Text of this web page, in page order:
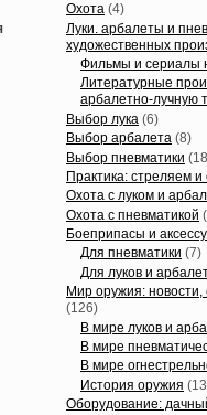
Охота (4)
Луки. арбалеты и
художественных
Фильмы и сериалы
Литературные
арбалетно-лучную
Выбор лука (6)
Выбор арбалета (8)
Выбор пневматики
Практика: стреляем
Охота с луком и
Охота с пневматикой
Боеприпасы и
Для пневматики (7)
Для луков и
Мир оружия:
(126)
В мире луков и
В мире
В мире
История оружия
Оборудование: